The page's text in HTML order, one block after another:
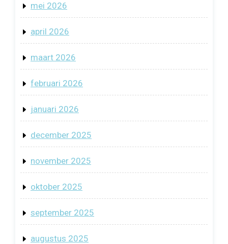
mei 2026
april 2026
maart 2026
februari 2026
januari 2026
december 2025
november 2025
oktober 2025
september 2025
augustus 2025